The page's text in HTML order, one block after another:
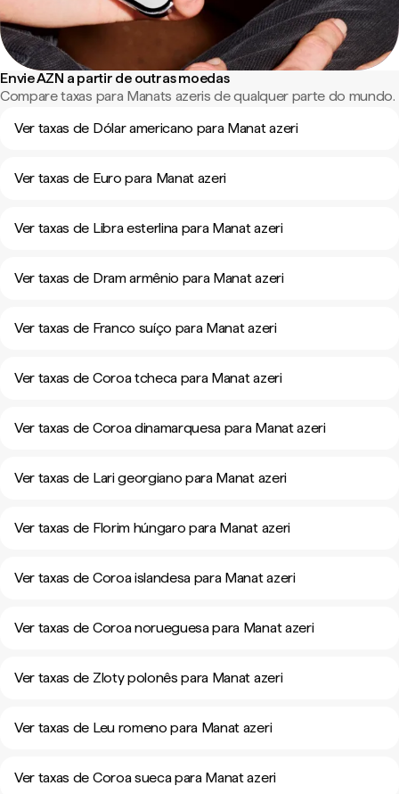
Envie AZN a partir de outras moedas
Compare taxas para Manats azeris de qualquer parte do mundo.
Ver taxas de Dólar americano para Manat azeri
Ver taxas de Euro para Manat azeri
Ver taxas de Libra esterlina para Manat azeri
Ver taxas de Dram armênio para Manat azeri
Ver taxas de Franco suíço para Manat azeri
Ver taxas de Coroa tcheca para Manat azeri
Ver taxas de Coroa dinamarquesa para Manat azeri
Ver taxas de Lari georgiano para Manat azeri
Ver taxas de Florim húngaro para Manat azeri
Ver taxas de Coroa islandesa para Manat azeri
Ver taxas de Coroa norueguesa para Manat azeri
Ver taxas de Zloty polonês para Manat azeri
Ver taxas de Leu romeno para Manat azeri
Ver taxas de Coroa sueca para Manat azeri